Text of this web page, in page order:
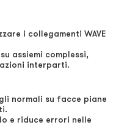
i collegamenti WAVE
assiemi complessi,
interparti.
normali su facce piane
e riduce errori nelle